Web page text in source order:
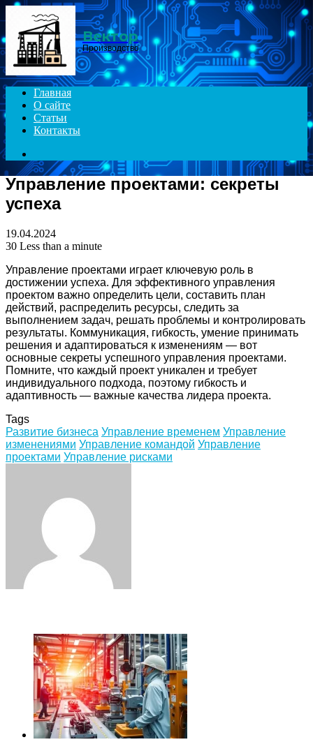
Вектор
Производство
Главная
О сайте
Статьи
Контакты
for
Управление проектами: секреты
успеха
19.04.2024
30 Less than a minute
Управление проектами играет ключевую роль в
достижении успеха. Для эффективного управления
проектом важно определить цели, составить план
действий, распределить ресурсы, следить за
выполнением задач, решать проблемы и контролировать
результаты. Коммуникация, гибкость, умение принимать
решения и адаптироваться к изменениям — вот
основные секреты успешного управления проектами.
Помните, что каждый проект уникален и требует
индивидуального подхода, поэтому гибкость и
адаптивность — важные качества лидера проекта.
Tags
Развитие бизнеса Управление временем Управление
изменениями Управление командой Управление
проектами Управление рисками